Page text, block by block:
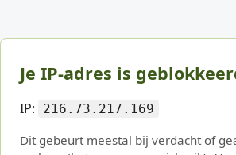
Je IP-adres is
IP: 216.73.217.169
Dit gebeurt meestal bij verdacht of